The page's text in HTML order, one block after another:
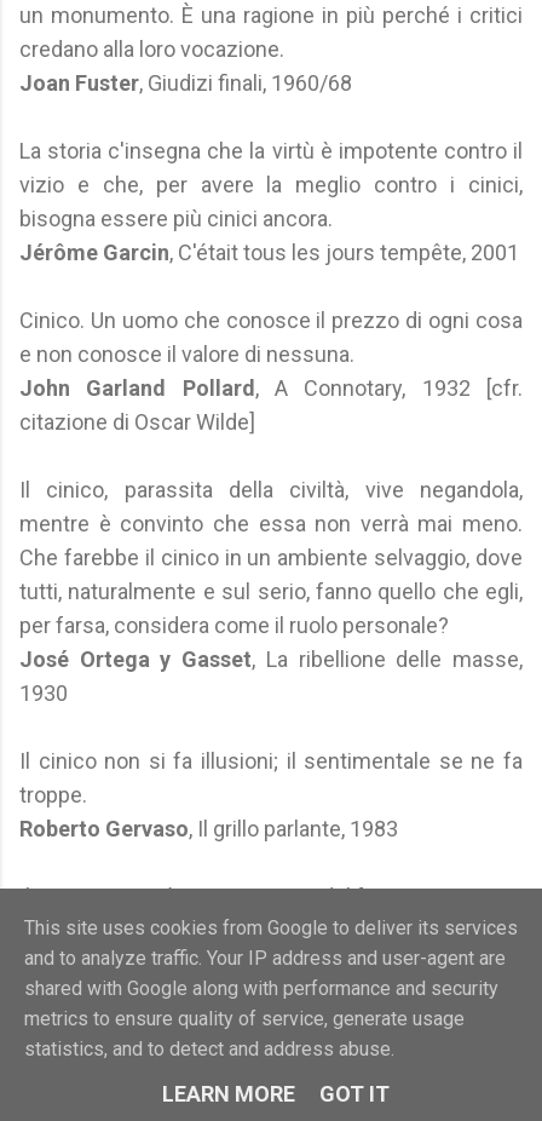
un monumento. È una ragione in più perché i critici
credano alla loro vocazione.
Joan Fuster, Giudizi finali, 1960/68
La storia c'insegna che la virtù è impotente contro il
vizio e che, per avere la meglio contro i cinici,
bisogna essere più cinici ancora.
Jérôme Garcin, C'était tous les jours tempête, 2001
Cinico. Un uomo che conosce il prezzo di ogni cosa
e non conosce il valore di nessuna.
John Garland Pollard , A Connotary, 1932 [cfr.
citazione di Oscar Wilde]
Il cinico, parassita della civiltà, vive negandola,
mentre è convinto che essa non verrà mai meno.
Che farebbe il cinico in un ambiente selvaggio, dove
tutti, naturalmente e sul serio, fanno quello che egli,
per farsa, considera come il ruolo personale?
José Ortega y Gasset, La ribellione delle masse,
1930
Il cinico non si fa illusioni; il sentimentale se ne fa
troppe.
Roberto Gervaso, Il grillo parlante, 1983
Il cinico nuocerà sempre meno del fanatico.
Roberto Gervaso, ibidem
Lo scettico sta al cinico come il vino all'aceto.
Roberto Gervaso, ibidem
Non c'è peggior moralismo di quello dei cinici.
This site uses cookies from Google to deliver its services
and to analyze traffic. Your IP address and user-agent are
shared with Google along with performance and security
metrics to ensure quality of service, generate usage
statistics, and to detect and address abuse.
LEARN MORE GOT IT